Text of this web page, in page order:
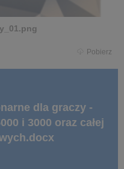
Pobierz
i 3000 oraz całej